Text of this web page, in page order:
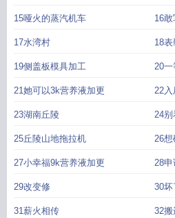
15哑火的蒸汽机车 16
17水湾村 18
19侧盖板模具加工 20一
21她可以3k营养液加更 22入
23湖南丘陵 24别
25丘陵山地拖拉机 26想
27小幸福9k营养液加更 28申
29改变修 30坏
31薪火相传 32搬